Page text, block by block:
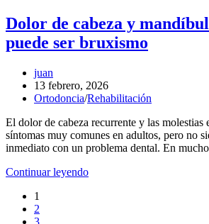
después
de
la
Dolor de cabeza y
puede ser bruxismo
Autor
de
la
juan
Entrada
publicada:
13 febrero, 2026
Categoría
la
entrada:
Ortodoncia/Rehabilitación
El dolor de cabeza recurrente y las molestias
síntomas muy comunes en adultos, pero no
inmediato con un problema dental. En
Continuar leyendoDolor
1
2